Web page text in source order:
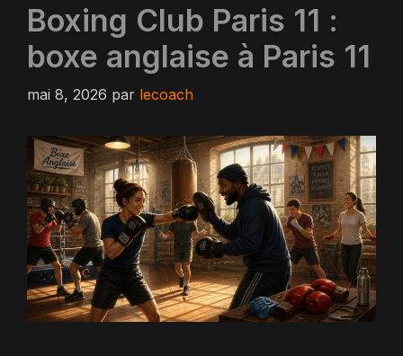
Boxing Club Paris 11 :
boxe anglaise à Paris 11
mai 8, 2026 par lecoach